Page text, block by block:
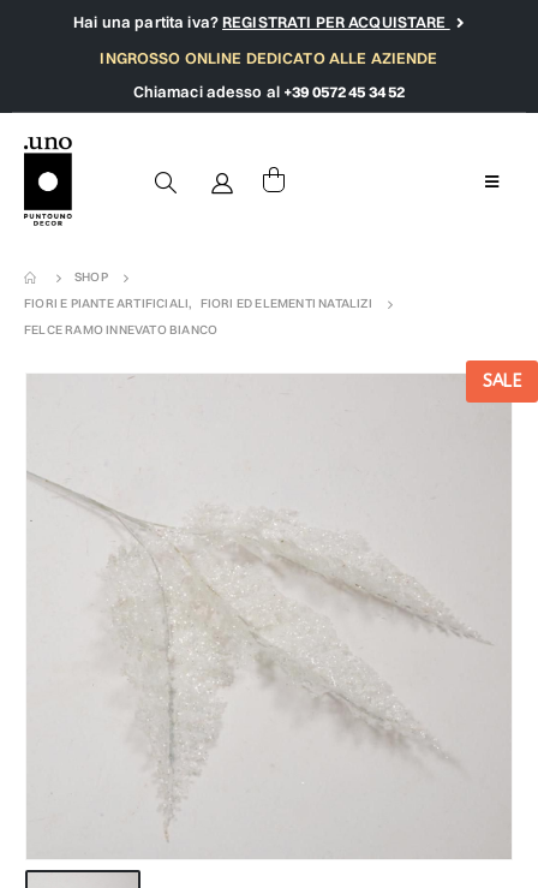
Hai una partita iva?REGISTRATI PER ACQUISTARE
INGROSSO ONLINE DEDICATO ALLE AZIENDE
Chiamaci adesso al +39 0572 45 34 52
SHOP
FIORI E PIANTE ARTIFICIALI,
FIORI ED ELEMENTI NATALIZI
FELCE RAMO INNEVATO BIANCO
SALE